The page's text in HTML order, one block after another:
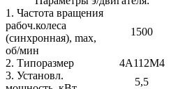
1. Частота вращения
рабоч.колеса
(синхронная), max,
об/мин
1500
2. Типоразмер
4А112М4
3. Установл.
5,5